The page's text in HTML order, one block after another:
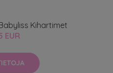
Kihartimet
EUR